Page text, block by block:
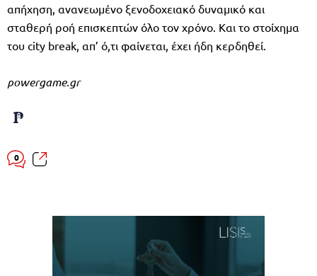
απήχηση, ανανεωμένο ξενοδοχειακό δυναμικό και
σταθερή ροή επισκεπτών όλο τον χρόνο. Και το στοίχημα
του city break, απ’ ό,τι φαίνεται, έχει ήδη κερδηθεί.
powergame.gr
0